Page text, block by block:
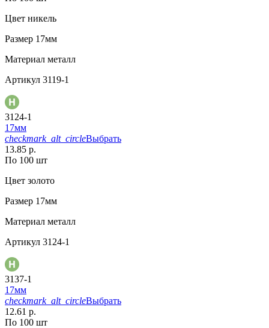
Цвет никель
Размер 17мм
Материал металл
Артикул 3119-1
3124-1
17мм
checkmark_alt_circleВыбрать
13.85 р.
По 100 шт
Цвет золото
Размер 17мм
Материал металл
Артикул 3124-1
3137-1
17мм
checkmark_alt_circleВыбрать
12.61 р.
По 100 шт